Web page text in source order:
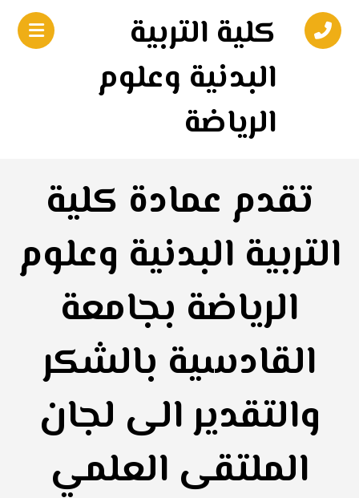
كلية التربية
البدنية وعلوم
الرياضة
تقدم عمادة كلية
التربية البدنية وعلوم
الرياضة بجامعة
القادسية بالشكر
والتقدير الى لجان
الملتقى العلمي